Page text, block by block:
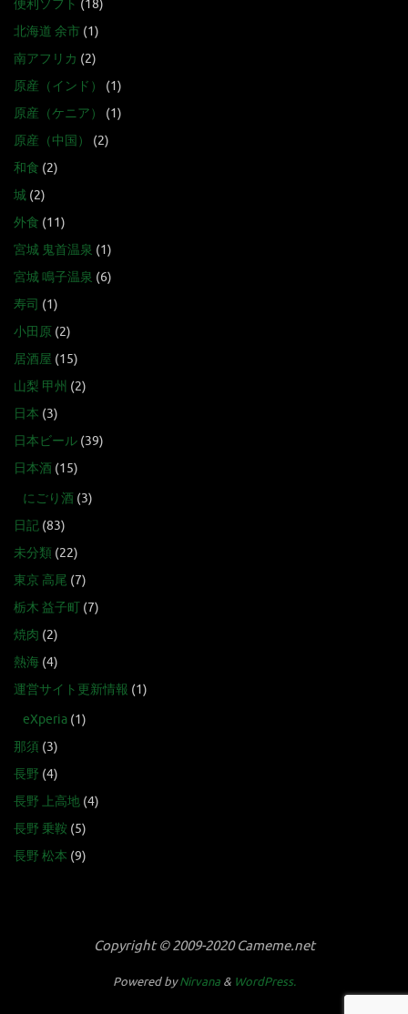
便利ソフト (18)
北海道 余市 (1)
南アフリカ (2)
原産（インド）
(1)
原産（ケニア）
(1)
原産（中国）
(2)
和食 (2)
城 (2)
外食 (11)
宮城 鬼首温泉 (1)
宮城 鳴子温泉 (6)
寿司 (1)
小田原 (2)
居酒屋 (15)
山梨 甲州 (2)
日本 (3)
日本ビール (39)
日本酒 (15)
にごり酒 (3)
日記 (83)
未分類 (22)
東京 高尾 (7)
栃木 益子町 (7)
焼肉 (2)
熱海 (4)
運営サイト更新情報 (1)
eXperia (1)
那須 (3)
長野 (4)
長野 上高地 (4)
長野 乗鞍 (5)
長野 松本 (9)
Copyright © 2009-2020 Cameme.net
Powered byNirvana& WordPress.